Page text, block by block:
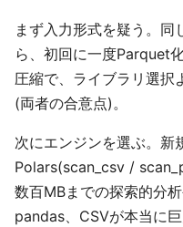
まず入力形式を疑う。同
ら、初回に一度Parquet
圧縮で、ライブラリ選択
(両者の合意点)。
次にエンジンを選ぶ。新
Polars(scan_csv /
数百MBまでの探索的分
pandas、CSVが本当に